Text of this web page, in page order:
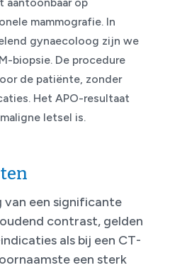
mammografie. In
gynaecoloog zijn we
biopsie. De procedure
de patiënte, zonder
Het APO-resultaat
letsel is.
van een significante
contrast, gelden
als bij een CT-
een sterk